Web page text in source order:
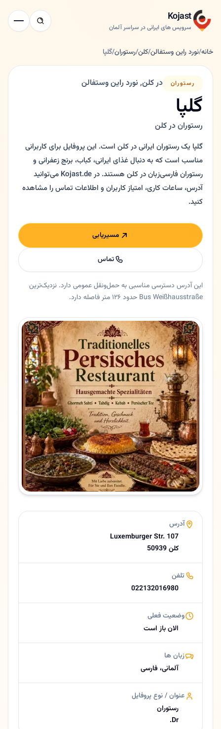
Kojast
سرویس های ایرانی در سراسر آلمان
خانه/نورد راین وستفالن/کلن/رستوران/گلپا
رستوران در کلن, نورد راین وستفالن
گلپا
رستوران در کلن
گلپا یک رستوران ایرانی در کلن است. این پروفایل برای کاربرانی
مناسب است که به دنبال غذای ایرانی، کباب، برنج زعفرانی و
رستوران فارسی‌زبان در کلن هستند. در Kojast.de می‌توانید
آدرس، ساعات کاری، امتیاز کاربران و اطلاعات تماس را مشاهده
کنید.
مسیریابی
تماس
این آدرس دسترسی مناسبی به حمل‌ونقل عمومی دارد. نزدیک‌ترین
Bus Weißhausstraße حدود ۱۲۶ متر فاصله دارد.
رستوران گلپا در کلن، نورد راین وستفالن. 🇮🇷 رستوران گلپا (حافظ سابق) - طعم اصیل ایران در قلب شهر کلن 🇩🇪 🟡 خلاصه کوتاه رستوران گلپا (با نام پیشین حافظ) یکی از محبوب‌ترین رستوران‌های ایرانی در کلن است که با غذاهای اصیل و فضایی گرم،
ایالت
نورد راین وستفالن
شهر
کلن
آدرس
Luxemburger Str. 107
کد پستی
50939
تلفن
022132016980
زبان ها
آلمانی، فارسی
امتیاز
4.3 (16 نظر از Google)
ساعات کاری امروز
12:00–22:00
درباره گلپا
آدرس
Luxemburger Str. 107
50939 کلن
تلفن
022132016980
وضعیت فعلی
الان باز است
زبان ها
آلمانی، فارسی
عنوان / نوع پروفایل
رستوران
Dr.